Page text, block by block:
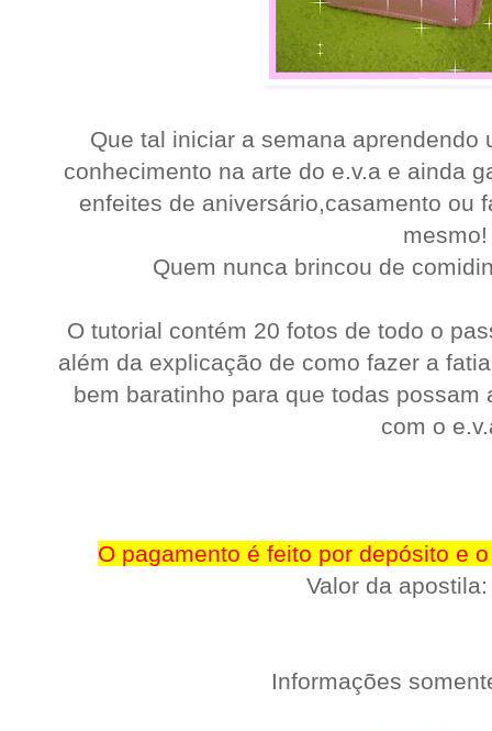
Que tal iniciar a semana aprendendo
conhecimento na arte do e.v.a e ainda
enfeites de aniversário,casamento ou
mesmo!
Quem nunca brincou de
O tutorial contém 20 fotos de todo o
além da explicação de como fazer a
bem baratinho para que todas
com o
O pagamento é feito por depósito e
Valor da
Informações